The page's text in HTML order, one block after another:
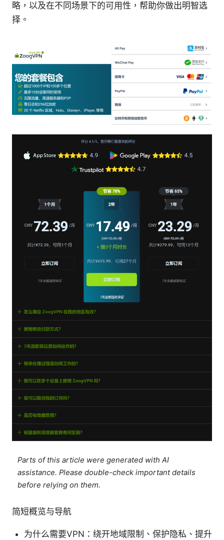
略，以及在不同场景下的可用性，帮助你做出明智选
择。
Parts of this article were generated with AI
assistance. Please double-check important details
before relying on them.
简短概览与导航
为什么需要VPN：绕开地域限制、保护隐私、提升